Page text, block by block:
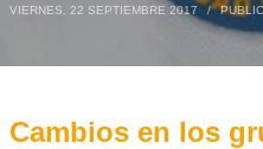
VIERNES, 22 SEPTIEMBRE 2017 /
Cambios en los